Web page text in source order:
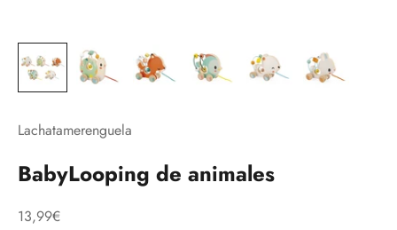
Lachatamerenguela
BabyLooping de animales
Precio de oferta
13,99€